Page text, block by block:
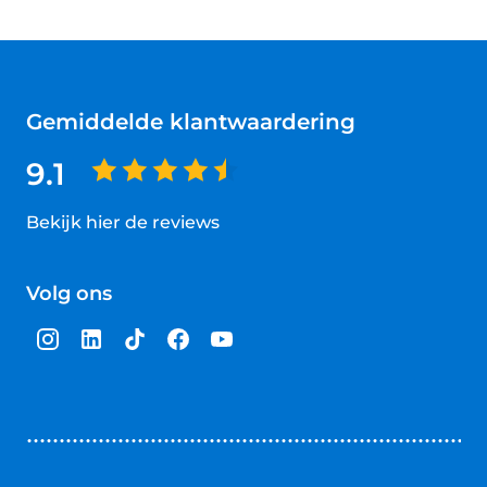
Gemiddelde klantwaardering
9.1
Bekijk hier de reviews
van
sterren
Volg ons